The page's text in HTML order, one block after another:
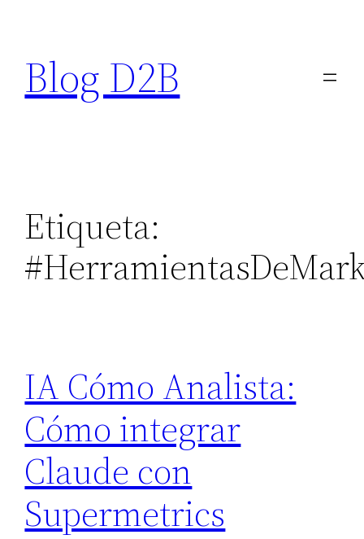
contenido
Blog D2B
Etiqueta:
IA Cómo Analista:
Cómo integrar
Claude con
Supermetrics